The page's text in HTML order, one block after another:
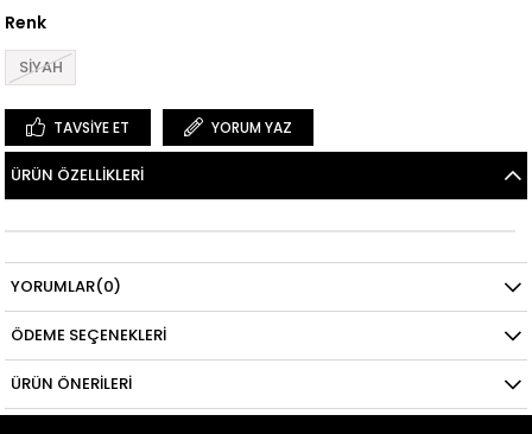
Renk
SİYAH
TAVSIYE ET YORUM YAZ
ÜRÜN ÖZELLIKLERI
YORUMLAR(0)
ÖDEME SEÇENEKLERI
ÜRÜN ÖNERILERI